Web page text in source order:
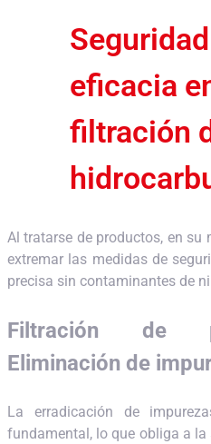
eficacia
filtración
Al tratarse de productos, en su
extremar las medidas de
precisa sin contaminantes de
Filtración de
Eliminación de
La erradicación de
fundamental, lo que obliga a